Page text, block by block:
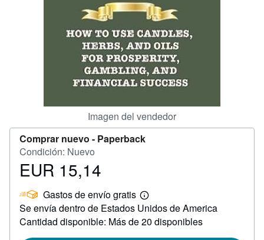
Imagen del vendedor
Comprar nuevo - Paperback
Condición: Nuevo
Precio
15,14
EUR 15,14
Gastos de envío gratis
Más
información
sobre
las
Se envía dentro de Estados Unidos de America
Cantidad disponible: Más de 20 disponibles